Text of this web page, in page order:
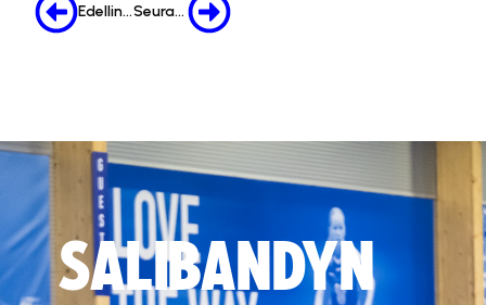
Edellinen Seuraava
SALIBANDYN